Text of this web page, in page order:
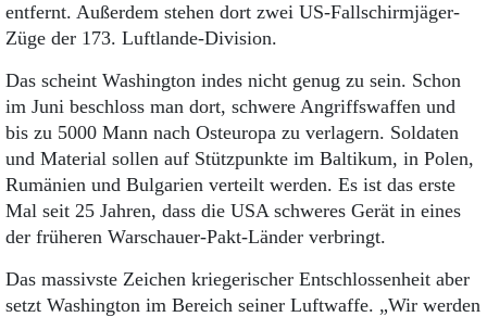
entfernt. Außerdem stehen dort zwei US-Fallschirmjäger-
Züge der 173. Luftlande-Division.
Das scheint Washington indes nicht genug zu sein. Schon
im Juni beschloss man dort, schwere Angriffswaffen und
bis zu 5000 Mann nach Osteuropa zu verlagern. Soldaten
und Material sollen auf Stützpunkte im Baltikum, in Polen,
Rumänien und Bulgarien verteilt werden. Es ist das erste
Mal seit 25 Jahren, dass die USA schweres Gerät in eines
der früheren Warschauer-Pakt-Länder verbringt.
Das massivste Zeichen kriegerischer Entschlossenheit aber
setzt Washington im Bereich seiner Luftwaffe. „Wir werden